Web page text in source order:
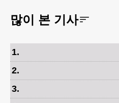
많이 본 기사
1.
2.
3.